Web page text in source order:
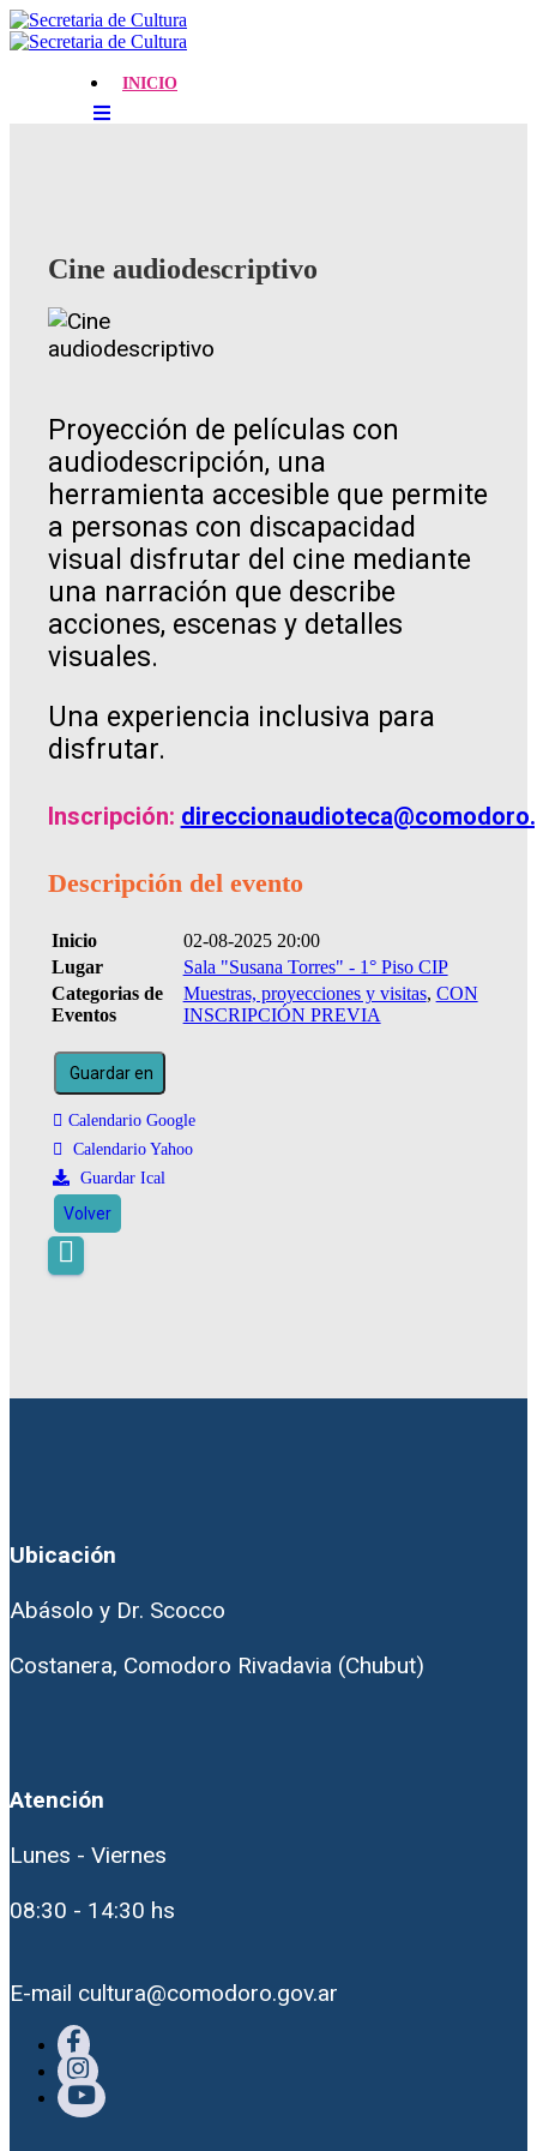
INICIO
Cine audiodescriptivo
Proyección de películas con
audiodescripción, una
herramienta accesible que permite
a personas con discapacidad
visual disfrutar del cine mediante
una narración que describe
acciones, escenas y detalles
visuales.
Una experiencia inclusiva para
disfrutar.
Inscripción:
Descripción del evento
Inicio
02-08-2025 20:00
Lugar
Sala "Susana Torres" - 1° Piso CIP
Categorias de
Eventos
Muestras, proyecciones y visitas, CON
INSCRIPCIÓN PREVIA
Guardar en
Calendario Google
Calendario Yahoo
Guardar Ical
Volver
Ubicación
Abásolo y Dr. Scocco
Costanera, Comodoro Rivadavia (Chubut)
Atención
Lunes - Viernes
08:30 - 14:30 hs
E-mail cultura@comodoro.gov.ar